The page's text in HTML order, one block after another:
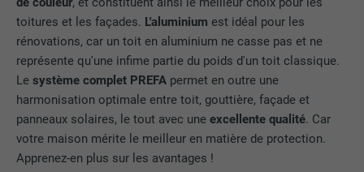
toitures et les façades. L'aluminium est idéal pour les
rénovations, car un toit en aluminium ne casse pas et ne
représente qu'une infime partie du poids d'un toit classique.
Le système complet PREFA permet en outre une
harmonisation optimale entre toit, gouttière, façade et
panneaux solaires, le tout avec uneexcellente qualité. Car
votre maison mérite le meilleur en matière de protection.
Apprenez-en plus sur les avantages !
FOURNISSEUR doubleclick.net
EXPIRATION 1 an
UTILITÉ
Utilisé par Google DoubleClick pour
enregistrer et signaler les actions d'un
utilisateur sur le site Internet après
l'affichage d'une annonce du
fournisseur ou après que l'utilisateur a